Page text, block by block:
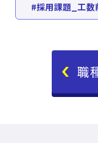
採用課題_工数
職